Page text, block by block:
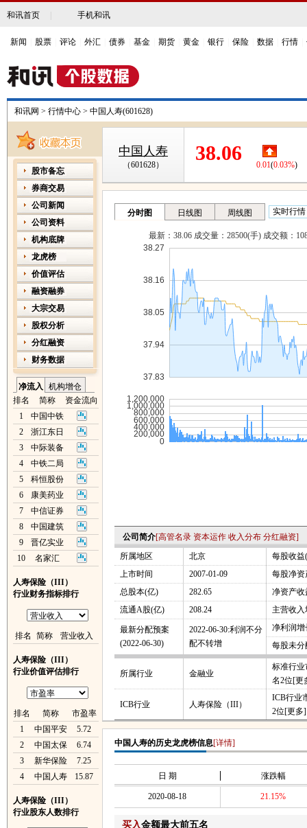
和讯首页 手机和讯
新闻 股票 评论 外汇 债券 基金 期货 黄金 银行 保险 数据 行情
和讯网 > 行情中心 > 中国人寿(601628)
股市备忘
券商交易
公司新闻
公司资料
机构底牌
龙虎榜
价值评估
融资融券
大宗交易
股权分析
分红融资
财务数据
净流入
机构增仓
排名
简称
资金流向
1
中国中铁
2
浙江东日
3
中际装备
4
中铁二局
5
科恒股份
6
康美药业
7
中信证券
8
中国建筑
9
晋亿实业
10
名家汇
人寿保险（III）
行业财务指标排行
排名 简称 营业收入
人寿保险（III）
行业价值评估排行
排名 简称
市盈率
1
中国平安
5.72
2
中国太保
6.74
3
新华保险
7.25
4
中国人寿 15.87
人寿保险（III）
行业股东人数排行
中国人寿
（601628）
38.06
0.01(0.03%)
公司简介[高管名录 资本运作 收入分布 分红融资]
所属地区
北京
每股收益
上市时间
2007-01-09
每股净资
总股本(亿)
282.65
净资产收
流通A股(亿)
208.24 主营收入
最新分配预案
(2022-06-30)
2022-06-30:利润不分
配不转增
净利润增
每股未分
所属行业 金融业
标准行业
名2位[更
ICB行业 人寿保险（III）
ICB行业
2位[更多]
中国人寿的历史龙虎榜信息[详情]
日 期 涨跌幅
2020-08-18 21.15%
买入金额最大前五名